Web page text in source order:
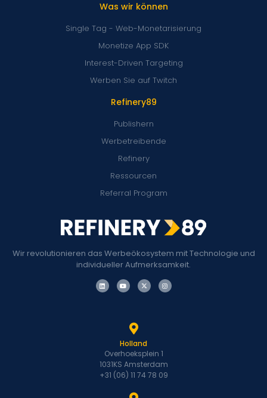
Wir revolutionieren das Werbeökosystem mit Technologie und
individueller Aufmerksamkeit.
Refinery89
Publishern
Werbetreibende
Refinery
Ressourcen
Referral Program
Was wir können
Single Tag - Web-Monetarisierung
Monetize App SDK
Interest-Driven Targeting
Werben Sie auf Twitch
Holland
Overhoeksplein 1
1031KS Amsterdam
+31 (06) 11 74 78 09